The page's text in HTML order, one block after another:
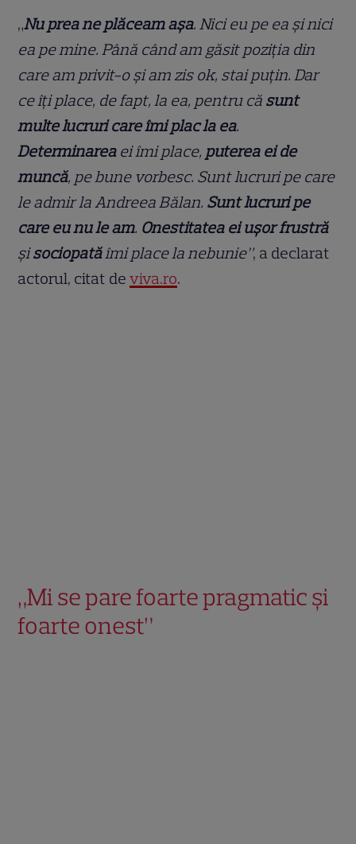
„Nu prea ne plăceam așa. Nici eu pe ea și nici
ea pe mine. Până când am găsit poziția din
care am privit-o și am zis ok, stai puțin. Dar
ce îți place, de fapt, la ea, pentru că sunt
multe lucruri care îmi plac la ea.
Determinarea ei îmi place, puterea ei de
muncă, pe bune vorbesc. Sunt lucruri pe care
le admir la Andreea Bălan. Sunt lucruri pe
care eu nu le am. Onestitatea ei ușor frustră
șisociopatăîmi place la nebunie”, a declarat
actorul, citat deviva.ro.
„Mi se pare foarte pragmatic și
foarte onest”